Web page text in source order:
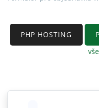
PHP HOSTING